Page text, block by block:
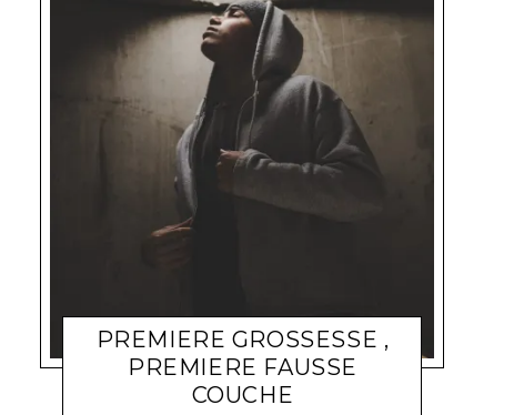
PREMIERE GROSSESSE ,
PREMIERE FAUSSE
COUCHE
MANDARINE593